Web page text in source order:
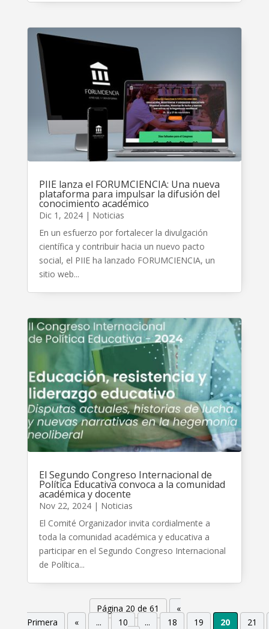
PIIE lanza el FORUMCIENCIA: Una nueva
plataforma para impulsar la difusión del
conocimiento académico
Dic 1, 2024| Noticias
En un esfuerzo por fortalecer la divulgación
científica y contribuir hacia un nuevo pacto
social, el PIIE ha lanzado FORUMCIENCIA, un
sitio web...
El Segundo Congreso Internacional de
Política Educativa convoca a la comunidad
académica y docente
Nov 22, 2024| Noticias
El Comité Organizador invita cordialmente a
toda la comunidad académica y educativa a
participar en el Segundo Congreso Internacional
de Política...
Página 20 de 61
«
Primera
« ... 10 ... 18 19 20 21